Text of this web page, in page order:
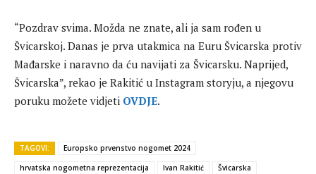
“Pozdrav svima. Možda ne znate, ali ja sam rođen u
Švicarskoj. Danas je prva utakmica na Euru Švicarska protiv
Mađarske i naravno da ću navijati za Švicarsku. Naprijed,
Švicarska”, rekao je Rakitić u Instagram storyju, a njegovu
poruku možete vidjeti OVDJE.
TAGOVI:
Europsko prvenstvo nogomet 2024
hrvatska nogometna reprezentacija
Ivan Rakitić Švicarska